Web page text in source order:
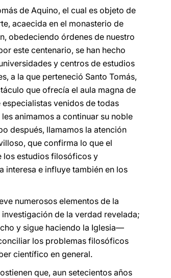
de Aquino, el cual es objeto de
acaecida en el monasterio de
obedeciendo órdenes de nuestro
este centenario, se han hecho
y centros de estudios
a la que perteneció Santo Tomás,
que ofrecía el aula magna de
venidos de todas
animamos a continuar su noble
después, llamamos la atención
que confirma lo que el
los estudios filosóficos y
interesa e influye también en los
numerosos elementos de la
de la verdad revelada;
y sigue haciendo la Iglesia—
los problemas filosóficos
científico en general.
que, aun setecientos años